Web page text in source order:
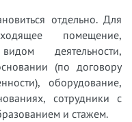
отдельно. Для
помещение,
деятельности,
(по договору
оборудование,
сотрудники с
и стажем.